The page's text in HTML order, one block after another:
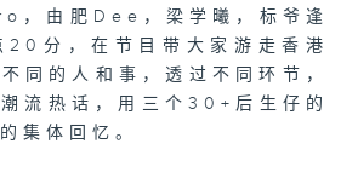
由肥Dee，梁学曦，标爷逢
20分，在节目带大家游走香港
同的人和事，透过不同环节，
流热话，用三个30+后生仔的
集体回忆。